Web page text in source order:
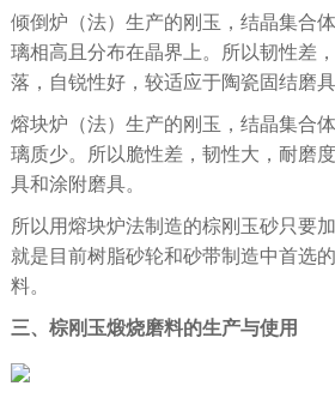
倾倒炉（法）生产的刚玉，结晶集合
璃相高且分布在晶界上。所以韧性差
落，自锐性好，较适应于陶瓷固结磨
熔块炉（法）生产的刚玉，结晶集合
璃质少。所以脆性差，韧性大，耐磨
具和涂附磨具。
所以用熔块炉法制造的棕刚玉砂只要
就是目前树脂砂轮和砂带制造中首选
料。
三、棕刚玉煅烧磨料的生产与使用